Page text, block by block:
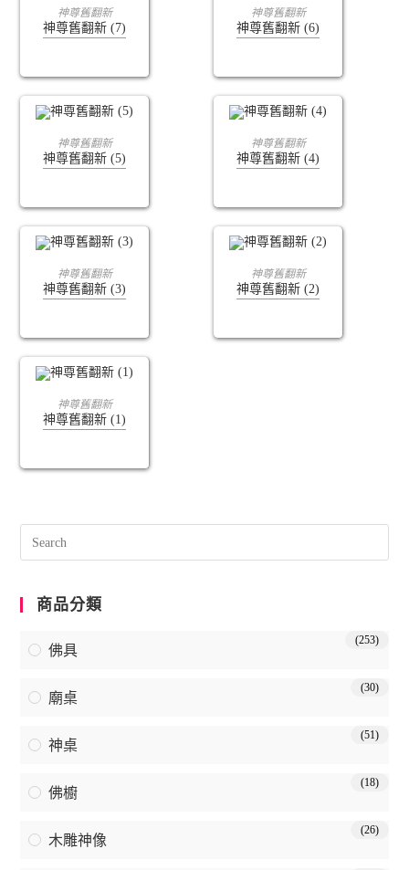
查看內容
神尊舊翻新
神尊舊翻新 (7)
查看內容
神尊舊翻新
神尊舊翻新 (6)
查看內容
神尊舊翻新
神尊舊翻新 (5)
查看內容
神尊舊翻新
神尊舊翻新 (4)
查看內容
神尊舊翻新
神尊舊翻新 (3)
查看內容
神尊舊翻新
神尊舊翻新 (2)
查看內容
神尊舊翻新
神尊舊翻新 (1)
商品分類
佛具
(253)
廟桌
(30)
神桌
(51)
佛櫥
(18)
木雕神像
(26)